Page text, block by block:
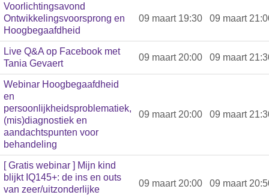
Voorlichtingsavond
Ontwikkelingsvoorsprong en
Hoogbegaafdheid
09 maart 19:30 09 maart
Live Q&A op Facebook met
Tania Gevaert
09 maart 20:00 09 maart
Webinar Hoogbegaafdheid
en
persoonlijkheidsproblematiek,
(mis)diagnostiek en
aandachtspunten voor
behandeling
09 maart 20:00 09 maart
[ Gratis webinar ] Mijn kind
blijkt IQ145+: de ins en outs
van zeer/uitzonderlijke
09 maart 20:00 09 maart